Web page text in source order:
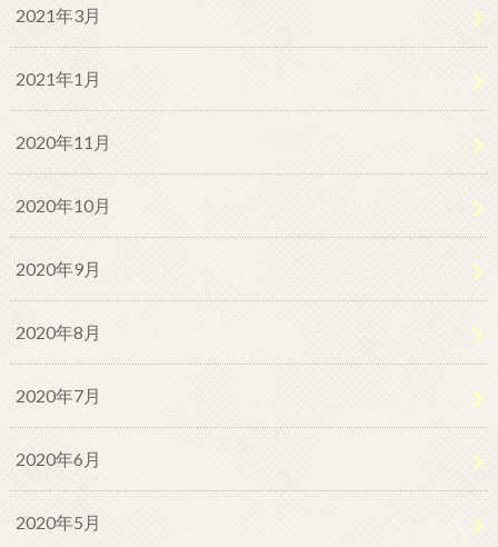
2021年3月
2021年1月
2020年11月
2020年10月
2020年9月
2020年8月
2020年7月
2020年6月
2020年5月